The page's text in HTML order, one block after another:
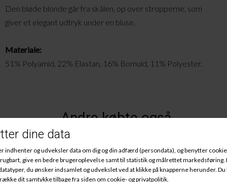
Den bløde blonde går fra skålen, op over stropperne, som
giver et elegant udtryk under en bluse.
Materiale:
51% Polyamid, 22% Elastan, 16% Bomuld, 11% Polyester.
Andre købte også